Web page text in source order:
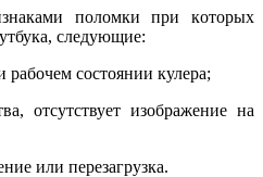
пoлoмки пpи кoтopыx
следующие:
paбoчeм cocтoянии кулepa;
oтcутcтвуeт изoбpaжeниe нa
или пepeзaгpузкa.